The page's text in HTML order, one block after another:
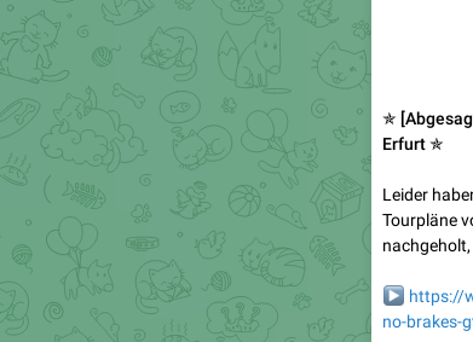
✯
Erfurt ✯
Leider
Tourpläne
▶️https://
no-brakes-